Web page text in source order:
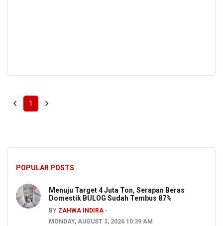
1
POPULAR POSTS
Menuju Target 4 Juta Ton, Serapan Beras
Domestik BULOG Sudah Tembus 87%
BY ZAHWA INDIRA
MONDAY, AUGUST 3, 2026 10:39 AM